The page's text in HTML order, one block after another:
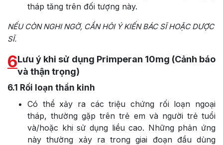
tháp tăng trên đối tượng này.
NẾU CÒN NGHI NGỜ, CẦN HỎI Ý KIẾN BÁC SĨ HOẶC DƯỢC
SĨ.
6Lưu ý khi sử dụng Primperan 10mg (Cảnh báo
và thận trọng)
6.1 Rối loạn thần kinh
Có thể xảy ra các triệu chứng rối loạn ngoại
tháp, thường gặp trên trẻ em và người trẻ tuổi
và/hoặc khi sử dụng liều cao. Những phản ứng
này thường xảy ra trong giai đoạn đầu dùng